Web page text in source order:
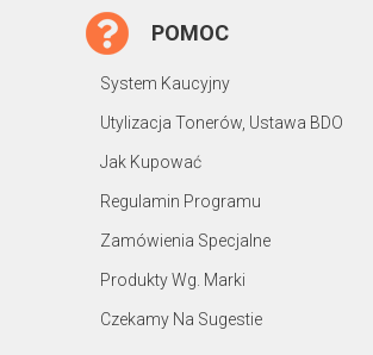
POMOC
System Kaucyjny
Utylizacja Tonerów, Ustawa BDO
Jak Kupować
Regulamin Programu
Zamówienia Specjalne
Produkty Wg. Marki
Czekamy Na Sugestie